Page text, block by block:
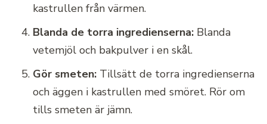
kastrullen från värmen.
Blanda de torra ingredienserna: Blanda
vetemjöl och bakpulver i en skål.
Gör smeten: Tillsätt de torra ingredienserna
och äggen i kastrullen med smöret. Rör om
tills smeten är jämn.